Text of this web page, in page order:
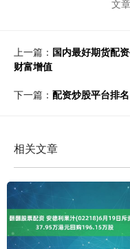
文
上一篇： 国内最好期货配
财富增值
下一篇： 配资炒股平台排
相关文章